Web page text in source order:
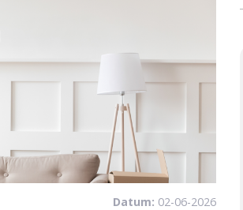
Datum: 02-06-2026